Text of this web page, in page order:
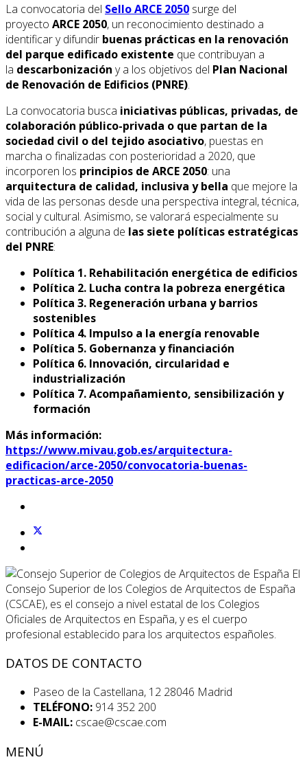
La convocatoria del Sello ARCE 2050 surge del
proyecto ARCE 2050, un reconocimiento destinado a
identificar y difundir buenas prácticas en la renovación
del parque edificado existente que contribuyan a
la descarbonización y a los objetivos del Plan Nacional
de Renovación de Edificios (PNRE).
La convocatoria busca iniciativas públicas, privadas, de
colaboración público-privada o que partan de la
sociedad civil o del tejido asociativo, puestas en
marcha o finalizadas con posterioridad a 2020, que
incorporen los principios de ARCE 2050: una
arquitectura de calidad, inclusiva y bella que mejore la
vida de las personas desde una perspectiva integral, técnica,
social y cultural. Asimismo, se valorará especialmente su
contribución a alguna de las siete políticas estratégicas
del PNRE:
Política 1. Rehabilitación energética de edificios
Política 2. Lucha contra la pobreza energética
Política 3. Regeneración urbana y barrios
sostenibles
Política 4. Impulso a la energía renovable
Política 5. Gobernanza y financiación
Política 6. Innovación, circularidad e
industrialización
Política 7. Acompañamiento, sensibilización y
formación
Más información:
https://www.mivau.gob.es/arquitectura-
edificacion/arce-2050/convocatoria-buenas-
practicas-arce-2050
El
Consejo Superior de los Colegios de Arquitectos de España
(CSCAE), es el consejo a nivel estatal de los Colegios
Oficiales de Arquitectos en España, y es el cuerpo
profesional establecido para los arquitectos españoles.
DATOS DE CONTACTO
Paseo de la Castellana, 12 28046 Madrid
TELÉFONO: 914 352 200
E-MAIL: cscae@cscae.com
MENÚ